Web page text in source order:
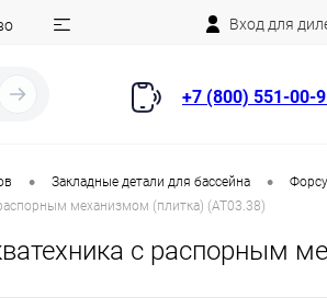
Вход для
+7 (800) 551-00-
• Закладные детали для бассейна •
механизмом (плитка) (AT03.38)
с распорным